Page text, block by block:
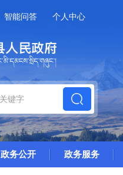
智能问答 个人中心
政务公开 政务服务